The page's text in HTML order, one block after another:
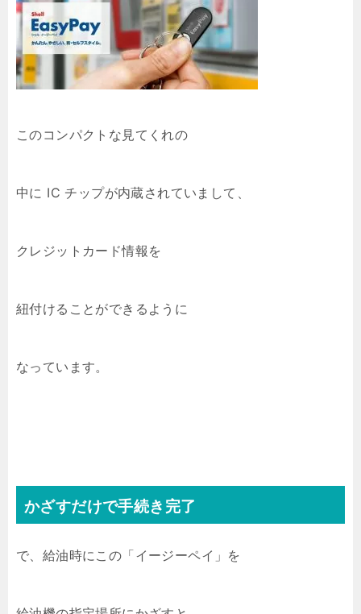
このコンパクトな見てくれの
中に IC チップが内蔵されていまして、
クレジットカード情報を
紐付けることができるように
なっています。
かざすだけで手続き完了
で、給油時にこの「イージーペイ」を